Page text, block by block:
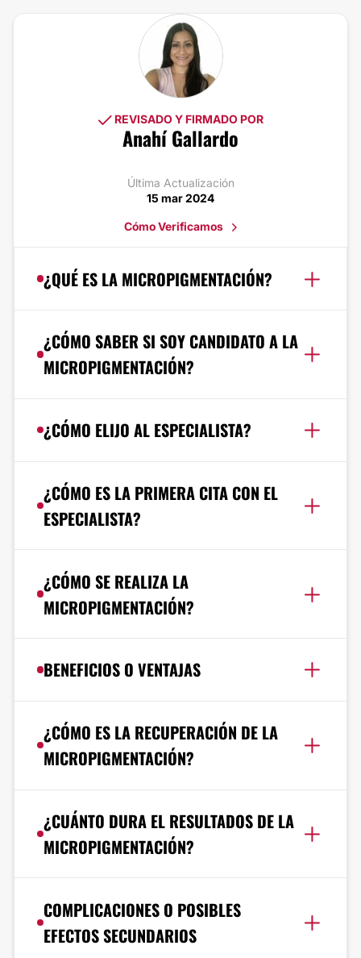
REVISADO Y FIRMADO POR
Anahí Gallardo
Última Actualización
15 mar 2024
Cómo Verificamos
¿QUÉ ES LA MICROPIGMENTACIÓN?
¿CÓMO SABER SI SOY CANDIDATO A LA
MICROPIGMENTACIÓN?
¿CÓMO ELIJO AL ESPECIALISTA?
¿CÓMO ES LA PRIMERA CITA CON EL
ESPECIALISTA?
¿CÓMO SE REALIZA LA
MICROPIGMENTACIÓN?
BENEFICIOS O VENTAJAS
¿CÓMO ES LA RECUPERACIÓN DE LA
MICROPIGMENTACIÓN?
¿CUÁNTO DURA EL RESULTADOS DE LA
MICROPIGMENTACIÓN?
COMPLICACIONES O POSIBLES
EFECTOS SECUNDARIOS